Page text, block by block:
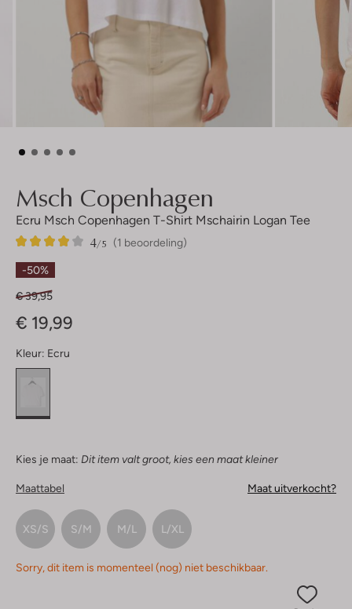
Msch Copenhagen
Ecru Msch Copenhagen T-Shirt Mschairin Logan Tee
(1 beoordeling)
4/5
1
4
Sterren
-50%
€ 39,95
€ 19,99
Kleur: Ecru
Kies je maat: Dit item valt groot, kies een maat kleiner
Maattabel Maat uitverkocht?
XS/S S/M M/L L/XL
Sorry, dit item is momenteel (nog) niet beschikbaar.